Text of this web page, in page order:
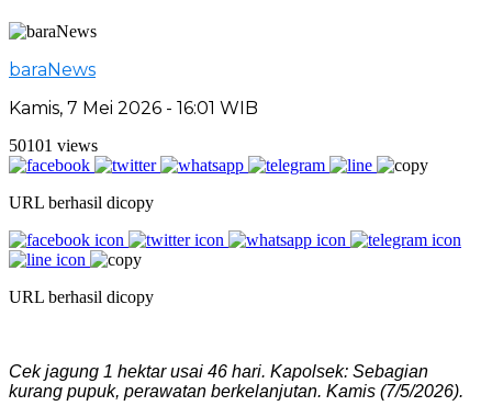
baraNews
Kamis, 7 Mei 2026 - 16:01 WIB
50101 views
URL berhasil dicopy
URL berhasil dicopy
Cek jagung 1 hektar usai 46 hari. Kapolsek: Sebagian
kurang pupuk, perawatan berkelanjutan. Kamis (7/5/2026).